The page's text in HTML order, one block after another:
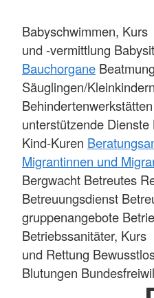
Babyschwimmen,
und -vermittlung
Bauchorgane
Säuglingen/
unterstützende
Kind-Kuren
Migrantinnen und
Bergwacht Betreutes
Betreuungsdienst
gruppenangebote
Betriebssanitäter,
und Rettung
Blutungen